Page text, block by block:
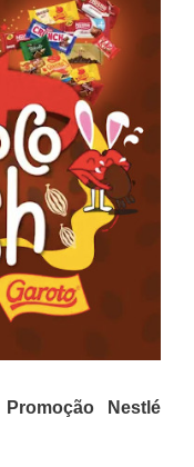
Promoção
Nestlé